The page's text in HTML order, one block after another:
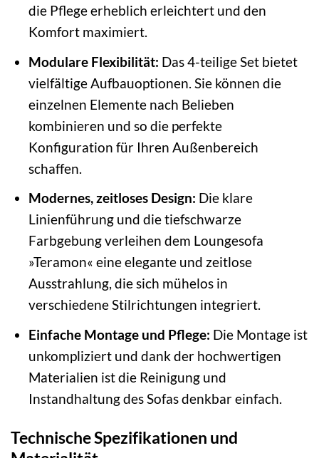
die Pflege erheblich erleichtert und den
Komfort maximiert.
Modulare Flexibilität: Das 4-teilige Set bietet
vielfältige Aufbauoptionen. Sie können die
einzelnen Elemente nach Belieben
kombinieren und so die perfekte
Konfiguration für Ihren Außenbereich
schaffen.
Modernes, zeitloses Design: Die klare
Linienführung und die tiefschwarze
Farbgebung verleihen dem Loungesofa
»Teramon« eine elegante und zeitlose
Ausstrahlung, die sich mühelos in
verschiedene Stilrichtungen integriert.
Einfache Montage und Pflege: Die Montage ist
unkompliziert und dank der hochwertigen
Materialien ist die Reinigung und
Instandhaltung des Sofas denkbar einfach.
Technische Spezifikationen und